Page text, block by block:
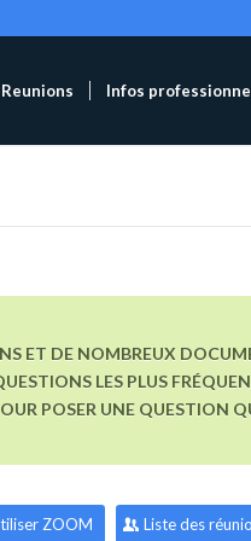
Reunions Infos
ET DE NOMBREUX
LES PLUS
POSER UNE QUESTION
ZOOM Liste des